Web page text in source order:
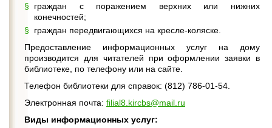
граждан с поражением верхних или нижних
конечностей;
граждан передвигающихся на кресле-коляске.
Предоставление информационных услуг на дому
производится для читателей при оформлении заявки в
библиотеке, по телефону или на сайте.
Телефон библиотеки для справок: (812) 786-01-54.
Электронная почта: filial8.kircbs@mail.ru
Виды информационных услуг: